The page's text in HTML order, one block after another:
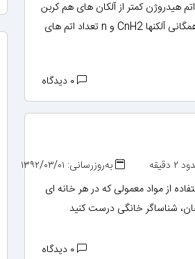
هیدروژن کمتر از آلکان های هم کربن
خود دارند. این هیدروکربنها آلکن ها نام دارند.فرمول همگانی آلکنها CnH2 و n تعداد اتم های
به‌روزرسانی: ۱۳۹۲/۰۳/۰۱
از مواد معمولی كه در هر خانه ای
شناساگر خانگی درست كنید